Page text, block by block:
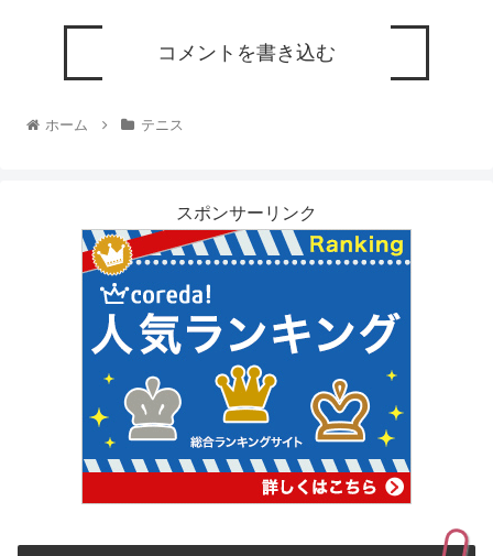
コメントを書き込む
ホーム テニス
スポンサーリンク